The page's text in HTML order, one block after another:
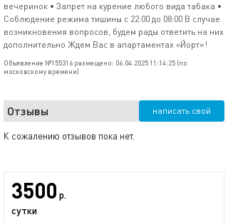
вечеринок • Запрет на курение любого вида табака •
Соблюдение режима тишины с 22:00 до 08:00 В случае
возникновения вопросов, будем рады ответить на них
дополнительно Ждем Вас в апартаментах «Йорт»!
Объявление №155316 размещено: 06.04.2025 11:14:25 (по
московскому времени)
Отзывы написать свой
К сожалению отзывов пока нет.
3500 р.
сутки